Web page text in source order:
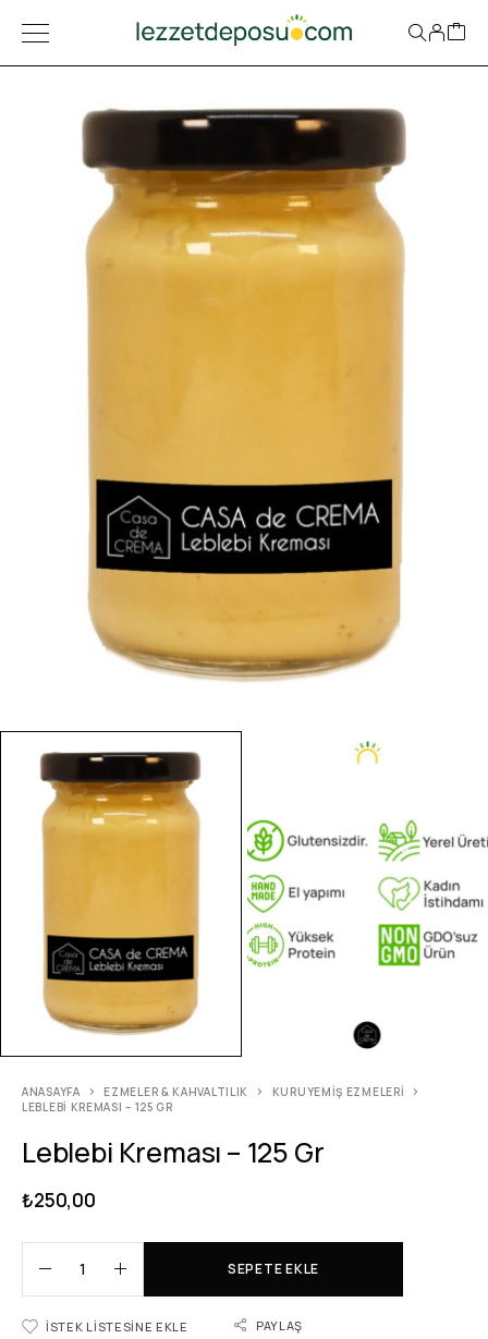
ANASAYFA EZMELER & KAHVALTILIK
KURUYEMIŞ EZMELERI
LEBLEBI KREMASI – 125 GR
Leblebi Kreması – 125 Gr
₺250,00
SEPETE EKLE
İSTEK LISTESINE EKLE PAYLAŞ